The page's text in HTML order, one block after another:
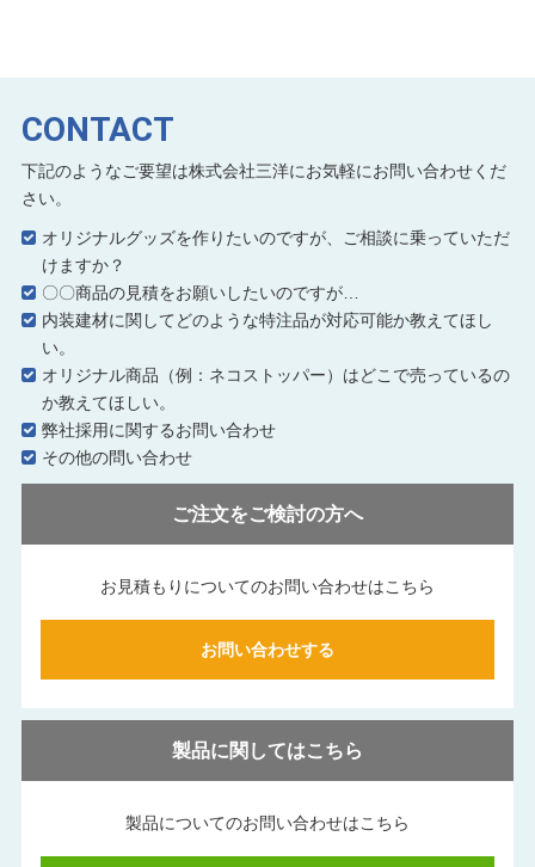
CONTACT
下記のようなご要望は株式会社三洋にお気軽にお問い合わせくだ
さい。
オリジナルグッズを作りたいのですが、ご相談に乗っていただ
けますか？
〇〇商品の見積をお願いしたいのですが…
内装建材に関してどのような特注品が対応可能か教えてほし
い。
オリジナル商品（例：ネコストッパー）はどこで売っているの
か教えてほしい。
弊社採用に関するお問い合わせ
その他の問い合わせ
ご注文をご検討の方へ
お見積もりについてのお問い合わせはこちら
お問い合わせする
製品に関してはこちら
製品についてのお問い合わせはこちら